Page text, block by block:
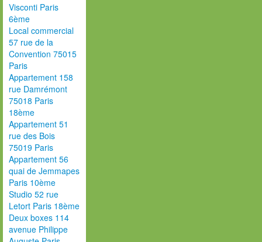
Visconti Paris
6ème
Local commercial
57 rue de la
Convention 75015
Paris
Appartement 158
rue Damrémont
75018 Paris
18ème
Appartement 51
rue des Bois
75019 Paris
Appartement 56
quai de Jemmapes
Paris 10ème
Studio 52 rue
Letort Paris 18ème
Deux boxes 114
avenue Philippe